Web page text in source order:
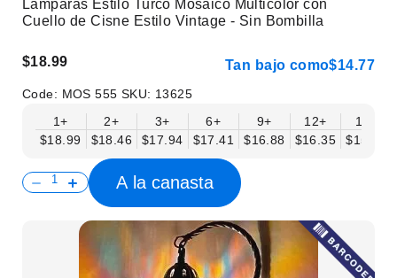
Lámparas Estilo Turco Mosaico Multicolor con
Cuello de Cisne Estilo Vintage - Sin Bombilla
$18.99 Tan bajo como$14.77
Code: MOS 555 SKU: 13625
1+
$18.99
2+
$18.46
3+
$17.94
6+
$17.41
9+
$16.88
12+
$16.35
15+
$15.83
A la canasta